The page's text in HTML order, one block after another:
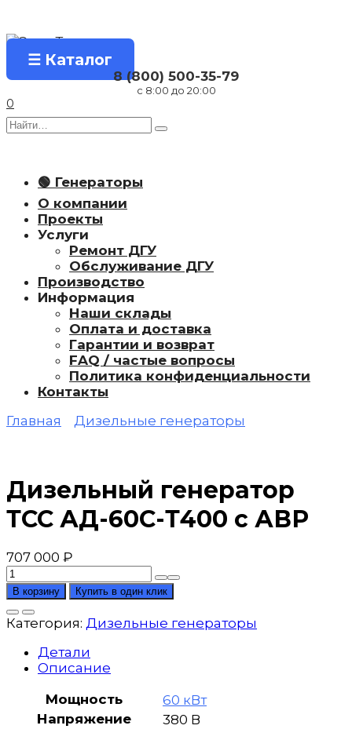
содержанию
☰ Каталог
8 (800) 500-35-79
с 8:00 до 20:00
0
Search
for:
🟢 Генераторы
О компании
Проекты
Услуги
Ремонт ДГУ
Обслуживание ДГУ
Производство
Информация
Наши склады
Оплата и доставка
Гарантии и возврат
FAQ / частые вопросы
Политика конфиденциальности
Контакты
Главная
Дизельные генераторы
Дизельный генератор
ТСС АД-60С-Т400 с АВР
707 000 ₽
Количество
товара
Дизельный
генератор
АД-60С-
Т400
В корзину Купить в один клик
Категория: Дизельные генераторы
Детали
Описание
Мощность
60 кВт
Напряжение
380 В